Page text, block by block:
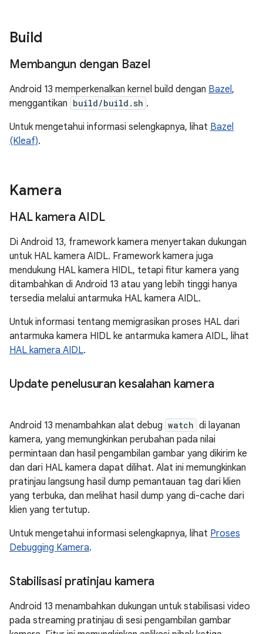
Build
Membangun dengan Bazel
Android 13 memperkenalkan kernel build dengan Bazel,
menggantikan build/build.sh .
Untuk mengetahui informasi selengkapnya, lihat Bazel
(Kleaf).
Kamera
HAL kamera AIDL
Di Android 13, framework kamera menyertakan dukungan
untuk HAL kamera AIDL. Framework kamera juga
mendukung HAL kamera HIDL, tetapi fitur kamera yang
ditambahkan di Android 13 atau yang lebih tinggi hanya
tersedia melalui antarmuka HAL kamera AIDL.
Untuk informasi tentang memigrasikan proses HAL dari
antarmuka kamera HIDL ke antarmuka kamera AIDL, lihat
HAL kamera AIDL.
Update penelusuran kesalahan kamera
Android 13 menambahkan alat debug watch di layanan
kamera, yang memungkinkan perubahan pada nilai
permintaan dan hasil pengambilan gambar yang dikirim ke
dan dari HAL kamera dapat dilihat. Alat ini memungkinkan
pratinjau langsung hasil dump pemantauan tag dari klien
yang terbuka, dan melihat hasil dump yang di-cache dari
klien yang tertutup.
Untuk mengetahui informasi selengkapnya, lihat Proses
Debugging Kamera.
Stabilisasi pratinjau kamera
Android 13 menambahkan dukungan untuk stabilisasi video
pada streaming pratinjau di sesi pengambilan gambar